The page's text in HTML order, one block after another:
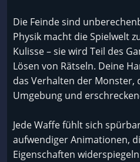
Die Feinde sind
Physik macht die Spielwelt
Kulisse – sie wird Teil des
Lösen von Rätseln. Deine
das Verhalten der Monster,
Umgebung und
Jede Waffe fühlt sich
aufwendiger Animationen,
Eigenschaften